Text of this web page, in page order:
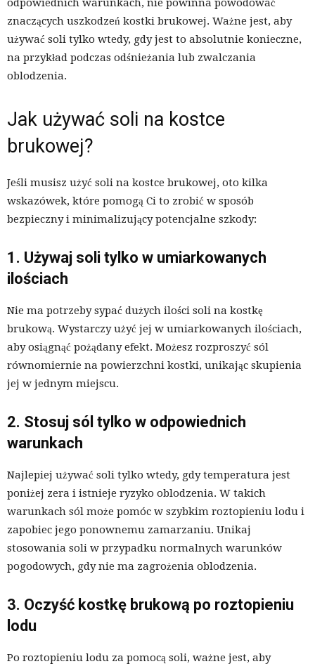
odpowiednich warunkach, nie powinna powodować
znaczących uszkodzeń kostki brukowej. Ważne jest, aby
używać soli tylko wtedy, gdy jest to absolutnie konieczne,
na przykład podczas odśnieżania lub zwalczania
oblodzenia.
Jak używać soli na kostce
brukowej?
Jeśli musisz użyć soli na kostce brukowej, oto kilka
wskazówek, które pomogą Ci to zrobić w sposób
bezpieczny i minimalizujący potencjalne szkody:
1. Używaj soli tylko w umiarkowanych
ilościach
Nie ma potrzeby sypać dużych ilości soli na kostkę
brukową. Wystarczy użyć jej w umiarkowanych ilościach,
aby osiągnąć pożądany efekt. Możesz rozproszyć sól
równomiernie na powierzchni kostki, unikając skupienia
jej w jednym miejscu.
2. Stosuj sól tylko w odpowiednich
warunkach
Najlepiej używać soli tylko wtedy, gdy temperatura jest
poniżej zera i istnieje ryzyko oblodzenia. W takich
warunkach sól może pomóc w szybkim roztopieniu lodu i
zapobiec jego ponownemu zamarzaniu. Unikaj
stosowania soli w przypadku normalnych warunków
pogodowych, gdy nie ma zagrożenia oblodzenia.
3. Oczyść kostkę brukową po roztopieniu
lodu
Po roztopieniu lodu za pomocą soli, ważne jest, aby